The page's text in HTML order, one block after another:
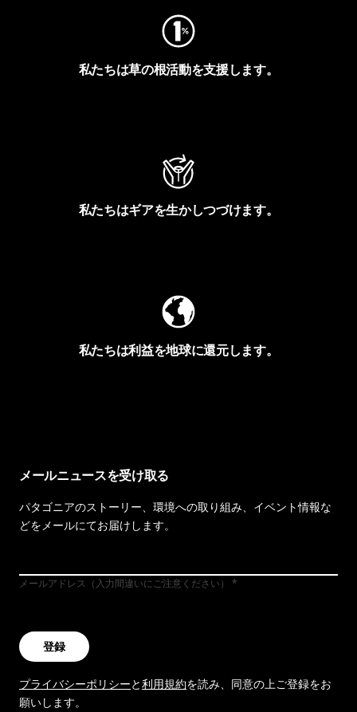
私たちは草の根活動を支援します。
私たちはギアを生かしつづけます。
私たちは利益を地球に還元します。
メールニュースを受け取る
パタゴニアのストーリー、環境への取り組み、イベント情報な
どをメールにてお届けします。
メールアドレス（入力間違いにご注意ください）
登録
プライバシーポリシーと利用規約を読み、同意の上ご登録をお
願いします。